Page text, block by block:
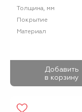
Толщина, мм
Покрытие
Материал
Добавить
в корзину